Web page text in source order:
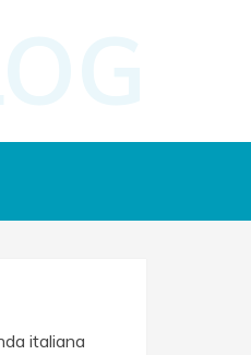
italiana